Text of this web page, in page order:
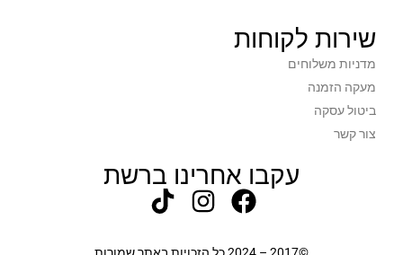
שירות לקוחות
מדניות משלוחים
מעקה הזמנה
ביטול עסקה
צור קשר
עקבו אחרינו ברשת